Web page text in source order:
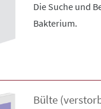
Die Suche und
Bakterium.
Bülte